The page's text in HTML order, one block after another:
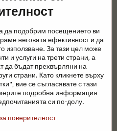
релаксация и живот на водните
филтрацията и редовната
важна е грижата за
живот.
конски принадлежности,
за да бъдат здрави, силни
въпрос за екипировка за
на природата, целта е да се
естествения баланс,
да подобрим посещението ви
неговата ефективност и да
използване. За тази цел може
и услуги на трети страни, а
да бъдат прехвърляни на
страни. Като кликнете върху
вие се съгласявате с тази
подробна информация
си по-долу.
поверителност